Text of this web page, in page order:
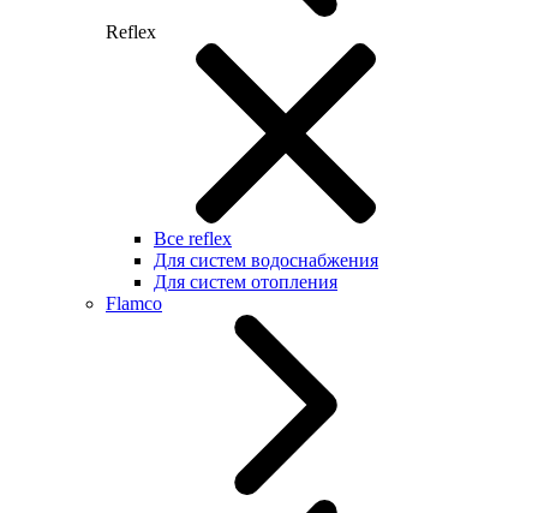
Reflex
Все reflex
Для систем водоснабжения
Для систем отопления
Flamco